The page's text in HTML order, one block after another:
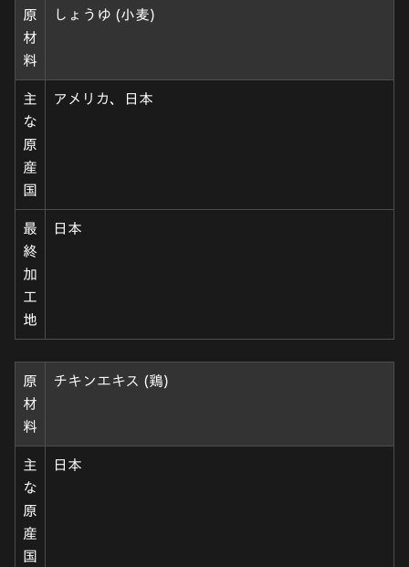
原
材
料
しょうゆ (小麦)
主
な
原
産
国
アメリカ、日本
最
終
加
工
地
日本
原
材
料
チキンエキス (鶏)
主
な
原
産
国
日本